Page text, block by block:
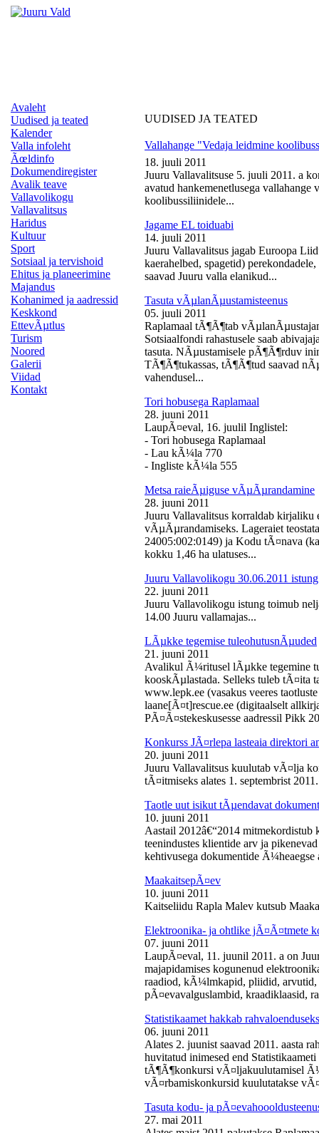
Avaleht
Uudised ja teated
Kalender
Valla infoleht
Ãœldinfo
Dokumendiregister
Avalik teave
Vallavolikogu
Vallavalitsus
Haridus
Kultuur
Sport
Sotsiaal ja tervishoid
Ehitus ja planeerimine
Majandus
Kohanimed ja aadressid
Keskkond
EttevÃµtlus
Turism
Noored
Galerii
Viidad
Kontakt
UUDISED JA TEATED
Vallahange "Vedaja leidmine
18. juuli 2011
Juuru Vallavalitsuse 5. juuli 2011. a
avatud hankemenetlusega vallahange
koolibussiliinidele...
Jagame EL toiduabi
14. juuli 2011
Juuru Vallavalitsus jagab Euroopa
kaerahelbed, spagetid)
saavad Juuru valla elanikud...
Tasuta vÃµlanÃµustamisteenus
05. juuli 2011
Raplamaal tÃ¶Ã¶tab
Sotsiaalfondi rahastusele saab
tasuta. NÃµustamisele pÃ¶Ã¶rduv
TÃ¶Ã¶tukassas, tÃ¶Ã¶tud saavad
vahendusel...
Tori hobusega Raplamaal
28. juuni 2011
LaupÃ¤eval, 16. juulil Inglistel:
- Tori hobusega Raplamaal
- Lau kÃ¼la 770
- Ingliste kÃ¼la 555
Metsa raieÃµiguse vÃµÃµrandamine
28. juuni 2011
Juuru Vallavalitsus korraldab kirjaliku
vÃµÃµrandamiseks. Lageraiet
24005:002:0149) ja Kodu tÃ¤nava
kokku 1,46 ha ulatuses...
Juuru Vallavolikogu 30.06.2011 istung
22. juuni 2011
Juuru Vallavolikogu istung toimub
14.00 Juuru vallamajas...
LÃµkke tegemise tuleohutusnÃµuded
21. juuni 2011
Avalikul Ã¼ritusel lÃµkke tegemine
kooskÃµlastada. Selleks tuleb tÃ¤ita
www.lepk.ee (vasakus veeres
laane[Ã¤t]rescue.ee (digitaalselt
PÃ¤Ã¤stekeskusesse aadressil Pikk
Konkurss JÃ¤rlepa lasteaia direktori
20. juuni 2011
Juuru Vallavalitsus kuulutab vÃ¤lja
tÃ¤itmiseks alates 1. septembrist
Taotle uut isikut tÃµendavat
10. juuni 2011
Aastail 2012â€“2014
teenindustes klientide arv ja
kehtivusega dokumentide Ã¼heaegse
MaakaitsepÃ¤ev
10. juuni 2011
Kaitseliidu Rapla Malev kutsub
Elektroonika- ja ohtlike jÃ¤Ã¤tmete
07. juuni 2011
LaupÃ¤eval, 11. juunil 2011. a on
majapidamises kogunenud
raadiod, kÃ¼lmkapid, pliidid,
pÃ¤evavalguslambid, kraadiklaasid,
Statistikaamet hakkab
06. juuni 2011
Alates 2. juunist saavad 2011. aasta
huvitatud inimesed end
tÃ¶Ã¶konkursi vÃ¤ljakuulutamisel
vÃ¤rbamiskonkursid kuulutatakse
Tasuta kodu- ja
27. mai 2011